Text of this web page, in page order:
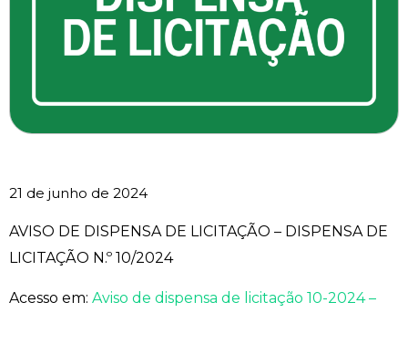
21 de junho de 2024
AVISO DE DISPENSA DE LICITAÇÃO – DISPENSA DE
LICITAÇÃO N.º 10/2024
Acesso em: Aviso de dispensa de licitação 10-2024 –